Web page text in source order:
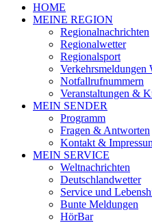
HOME
MEINE REGION
Regionalnachrichten
Regionalwetter
Regionalsport
Verkehrsmeldungen
Notfallrufnummern
Veranstaltungen &
MEIN SENDER
Programm
Fragen & Antworten
Kontakt &
MEIN SERVICE
Weltnachrichten
Deutschlandwetter
Service und
Bunte Meldungen
HörBar